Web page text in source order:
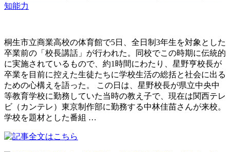
知能力
桐生市立商業高校の体育館で5日、全日制3年生を対象とした
卒業前の「校長講話」が行われた。同校でこの時期に伝統的
に実施されているもので、約1時間にわたり、星野亨校長が
卒業を目前に控えた生徒たちに学校生活の総括と社会に出る
ための心構えを語った。 この日は、星野校長が県立中央中
等教育学校に勤務していた当時の教え子で、現在は関西テレ
ビ（カンテレ）東京制作部に勤務する中林佳苗さんが来校。
学校を題材とした番組 …